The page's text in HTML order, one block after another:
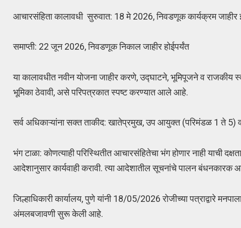
आचारसंहिता कालावधी सुरुवात: 18 मे 2026, निवडणूक कार्यक्रम जाहीर
समाप्ती: 22 जून 2026, निवडणूक निकाल जाहीर होईपर्यंत
या कालावधीत नवीन योजना जाहीर करणे, उद्घाटने, भूमिपूजने व राजकीय
भूमिका ठेवावी, असे परिपत्रकात स्पष्ट करण्यात आले आहे.
सर्व अधिकाऱ्यांना सक्त ताकीद: खातेप्रमुख, उप आयुक्त (परिमंडळ 1 ते
भंग टाळा: कोणत्याही परिस्थितीत आचारसंहितेचा भंग होणार नाही
आदेशानुसार कार्यवाही करावी. त्या आदेशातील सूचनांचे पालन बंधनकारक
जिल्हाधिकारी कार्यालय, पुणे यांनी 18/05/2026 रोजीच्या पत्राद्वारे
अंमलबजावणी सुरू केली आहे.